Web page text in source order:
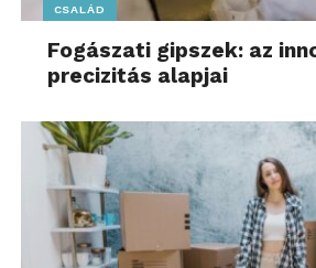
CSALÁD
Fogászati gipszek: az
precizitás alapjai